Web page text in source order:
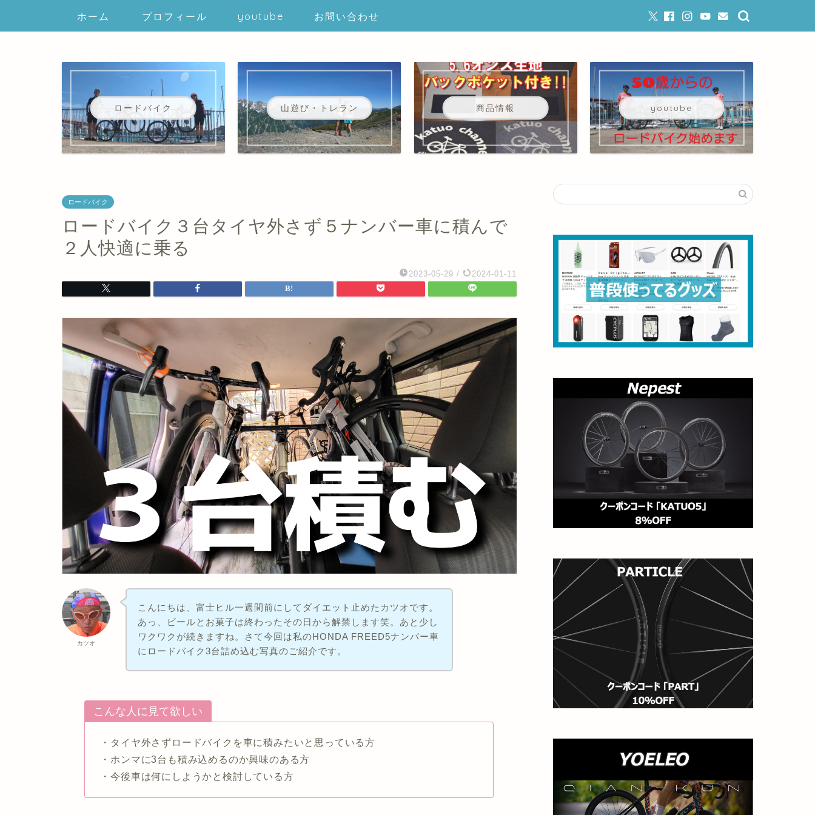
ホーム プロフィール youtube お問い合わせ
ロードバイク 山遊び・トレラン 商品情報 youtube
ロードバイク
ロードバイク３台タイヤ外さず５ナンバー車に積んで
２人快適に乗る
2023-05-29 / 2024-01-11
カツオ
こんにちは、富士ヒル一週間前にしてダイエット止めたカツオです。
あっ、ビールとお菓子は終わったその日から解禁します笑。あと少し
ワクワクが続きますね。さて今回は私のHONDA FREED5ナンバー車
にロードバイク3台詰め込む写真のご紹介です。
こんな人に見て欲しい
・タイヤ外さずロードバイクを車に積みたいと思っている方
・ホンマに3台も積み込めるのか興味のある方
・今後車は何にしようかと検討している方